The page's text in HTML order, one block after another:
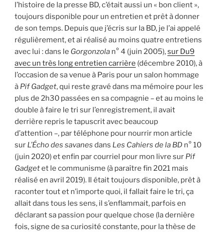
l’histoire de la presse BD, c’était aussi un « bon client »,
toujours disponible pour un entretien et prêt à donner
de son temps. Depuis que j’écris sur la BD, je l’ai appelé
régulièrement, et ai réalisé au moins quatre entretiens
avec lui : dans le Gorgonzola n° 4 (juin 2005),sur Du9
avec un très long entretien carrière (décembre 2010), à
l’occasion de sa venue à Paris pour un salon hommage
à Pif Gadget, qui reste gravé dans ma mémoire pour les
plus de 2h30 passées en sa compagnie – et au moins le
double à faire le tri sur l’enregistrement, il avait
derrière repris le tapuscrit avec beaucoup
d’attention –, par téléphone pour nourrir mon article
sur L’Échodes savanes dans Les Cahiers dela BD n° 10
(juin 2020) et enfin par courriel pour mon livre sur Pif
Gadgetet le communisme (à paraître fin 2021 mais
réalisé en avril 2019). Il était toujours disponible, prêt à
raconter tout et n’importe quoi, il fallait faire le tri, ça
allait dans tous les sens, il s’enflammait, parfois en
déclarant sa passion pour quelque chose (la dernière
fois, signe de sa curiosité constante, pour la thèse de